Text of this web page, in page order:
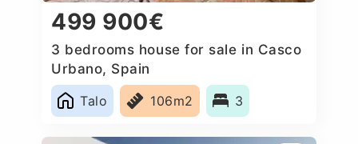
499 900€
3 bedrooms house for sale in Casco
Urbano, Spain
Talo
106m2 3